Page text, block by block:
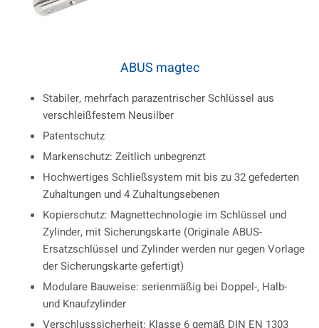
ABUS magtec
Stabiler, mehrfach parazentrischer Schlüssel aus
verschleißfestem Neusilber
Patentschutz
Markenschutz: Zeitlich unbegrenzt
Hochwertiges Schließsystem mit bis zu 32 gefederten
Zuhaltungen und 4 Zuhaltungsebenen
Kopierschutz: Magnettechnologie im Schlüssel und
Zylinder, mit Sicherungskarte (Originale ABUS-
Ersatzschlüssel und Zylinder werden nur gegen Vorlage
der Sicherungskarte gefertigt)
Modulare Bauweise: serienmäßig bei Doppel-, Halb-
und Knaufzylinder
Verschlusssicherheit: Klasse 6 gemäß DIN EN 1303